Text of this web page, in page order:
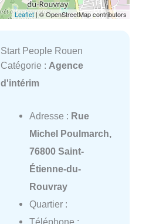
Leaflet| © OpenStreetMap contributors
Start People Rouen
Catégorie : Agence
d'intérim
Adresse : Rue
Michel Poulmarch,
76800 Saint-
Étienne-du-
Rouvray
Quartier :